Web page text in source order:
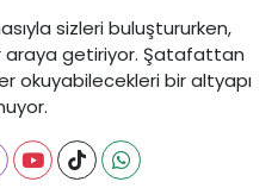
sizleri buluştururken,
araya getiriyor. Şatafattan
okuyabilecekleri bir altyapı